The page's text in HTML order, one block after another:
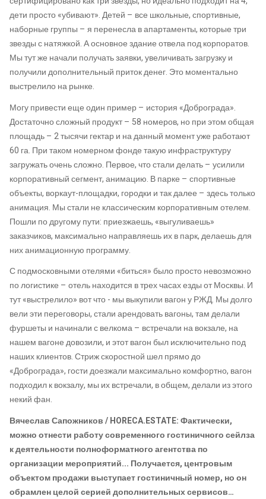
дети просто «убивают». Детей – все школьные, спортивные,
наборные группы – я перенесла в апартаменты, которые три
звезды с натяжкой. А основное здание отвела под корпоратов.
Мы тут же начали получать заявки, увеличивать загрузку и
получили дополнительный приток денег. Это моментально
выстрелило на рынке.
Могу привести еще один пример – история «Доброграда».
Достаточно сложный продукт – 58 номеров, но при этом общая
площадь – 2 тысячи гектар и на данный момент уже работают
60 га. При таком номерном фонде такую инфраструктуру
загружать очень сложно. Первое, что стали делать – усилили
корпоративный сегмент, анимацию. В парке – спортивные
объекты, воркаут-площадки, городки и так далее – здесь только
анимация. Мы стали не классическим корпоративным отелем.
Пошли по другому пути: приезжаешь, «выгуливаешь»
заказчиков, максимально направляешь их в парк, делаешь для
них анимационную программу.
С подмосковными отелями «биться» было просто невозможно
по логистике – отель находится в трех часах езды от Москвы. И
тут «выстрелило» вот что - мы выкупили вагон у РЖД. Мы долго
вели эти переговоры, стали арендовать вагоны, там делали
фуршеты и начинали с велкома – встречали на вокзале, на
нашем вагоне довозили, и этот вагон был исключительно под
наших клиентов. Стриж скоростной шел прямо до
«Доброграда», гости доезжали максимально комфортно, вагон
подходил к вокзалу, мы их встречали, в общем, делали из этого
некий фан.
Вячеслав Сапожников / HORECA.ESTATE: Фактически,
можно отнести работу современного гостиничного сейлза
к деятельности полноформатного агентства по
организации мероприятий... Получается, центровым
объектом продажи выступает гостиничный номер, но он
обрамлен целой серией дополнительных сервисов…